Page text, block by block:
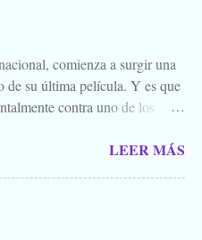
comienza a surgir una
de su última película. Y es que
contra uno de los
mucha caradura para
es una película para
LEER MÁS